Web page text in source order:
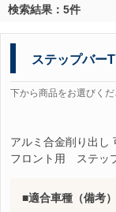
検索結果：5件
ステップバー
下から商品をお選びく
アルミ合金削り出し
フロント用 ステッ
適合車種（備考）